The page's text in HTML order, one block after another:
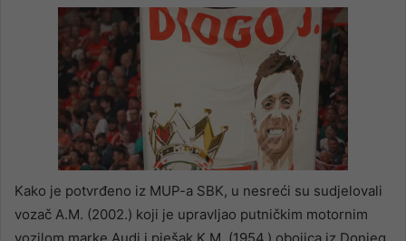
Kako je potvrđeno iz MUP-a SBK, u nesreći su sudjelovali
vozač A.M. (2002.) koji je upravljao putničkim motornim